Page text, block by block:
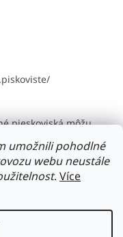
umožnili pohodlné
webu neustále
. Více
pieskoviská môžu
stromů